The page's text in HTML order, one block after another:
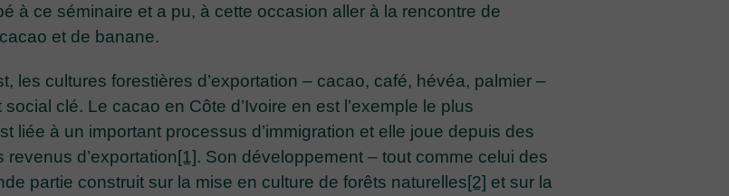
à ce séminaire et a pu, à cette occasion aller à la rencontre de
et de banane.
les cultures forestières d’exportation – cacao, café, hévéa, palmier –
clé. Le cacao en Côte d’Ivoire en est l’exemple le plus
liée à un important processus d’immigration et elle joue depuis des
d’exportation[1]. Son développement – tout comme celui des
partie construit sur la mise en culture de forêts naturelles[2] et sur la